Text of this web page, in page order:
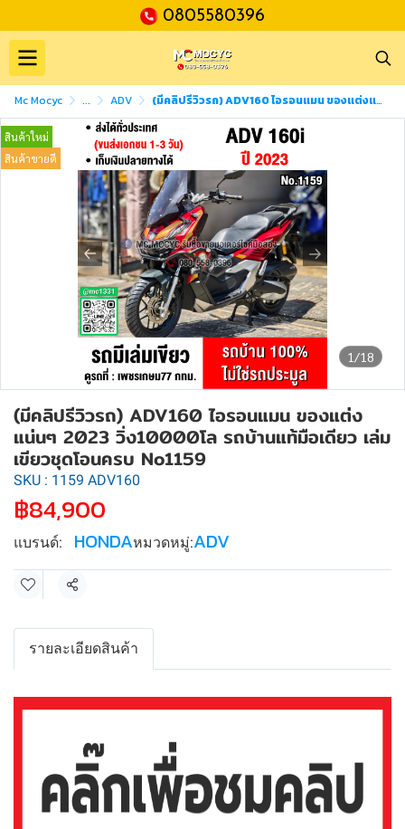
0805580396
Mc Mocyc ... ADV (มีคลิปรีวิวรถ) ADV160 ไอรอนแมน ของแต่งแน่นๆ 2023 วิ่ง10000โล รถบ้านแท้มือเดียว เล่มเขียวชุดโอนครบ No1159
1/18
สินค้าใหม่
สินค้าขายดี
(มีคลิปรีวิวรถ) ADV160 ไอรอนแมน ของแต่ง
แน่นๆ 2023 วิ่ง10000โล รถบ้านแท้มือเดียว เล่ม
เขียวชุดโอนครบ No1159
SKU : 1159 ADV160
฿84,900
แบรนด์: HONDAหมวดหมู่:ADV
แชร์
รายละเอียดสินค้า